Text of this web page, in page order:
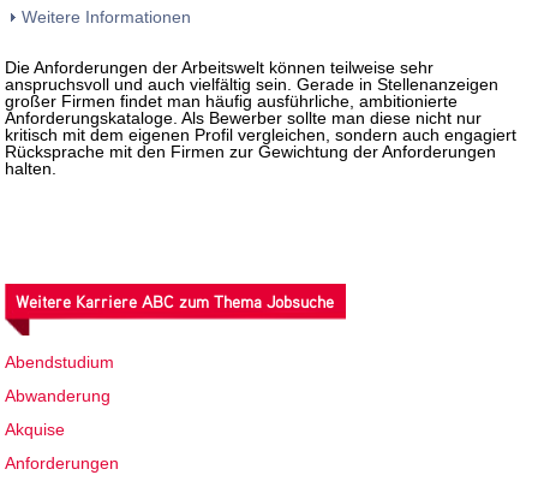
Weitere Informationen
Die Anforderungen der Arbeitswelt können teilweise sehr
anspruchsvoll und auch vielfältig sein. Gerade in Stellenanzeigen
großer Firmen findet man häufig ausführliche, ambitionierte
Anforderungskataloge. Als Bewerber sollte man diese nicht nur
kritisch mit dem eigenen Profil vergleichen, sondern auch engagiert
Rücksprache mit den Firmen zur Gewichtung der Anforderungen
halten.
Weitere Karriere ABC zum Thema Jobsuche
Abendstudium
Abwanderung
Akquise
Anforderungen